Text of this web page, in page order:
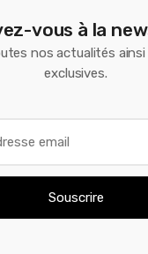
vous à la
nos actualités
exclusives.
Souscrire